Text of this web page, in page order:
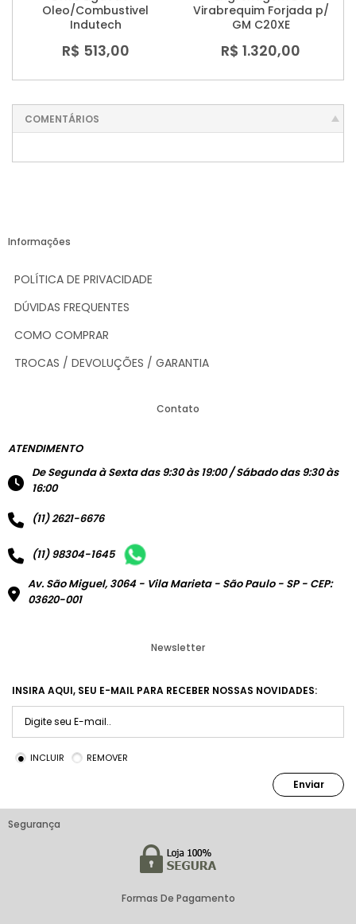
Oleo/Combustivel
Indutech
R$ 513,00
Virabrequim Forjada p/
GM C20XE
R$ 1.320,00
COMENTÁRIOS
Informações
POLÍTICA DE PRIVACIDADE
DÚVIDAS FREQUENTES
COMO COMPRAR
TROCAS / DEVOLUÇÕES / GARANTIA
Contato
ATENDIMENTO
De Segunda à Sexta das 9:30 às 19:00 / Sábado das 9:30 às
16:00
(11) 2621-6676
(11) 98304-1645
Av. São Miguel, 3064 - Vila Marieta - São Paulo - SP - CEP:
03620-001
Newsletter
INSIRA AQUI, SEU E-MAIL PARA RECEBER NOSSAS NOVIDADES:
INCLUIR REMOVER
Enviar
Segurança
Formas De Pagamento